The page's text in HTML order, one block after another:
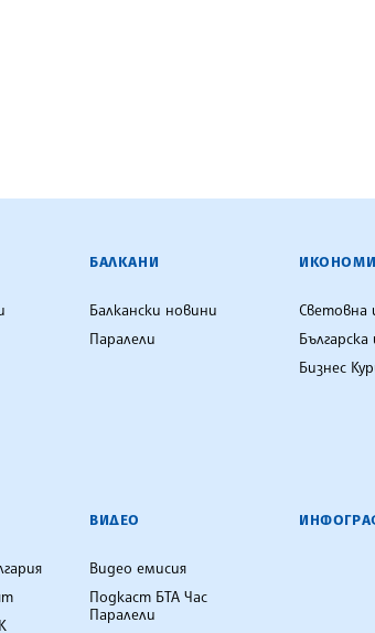
БАЛКАНИ
Балкански новини
Паралели
Световна
Бизнес
ВИДЕО
Видео емисия
Подкаст БТА Час
Паралели